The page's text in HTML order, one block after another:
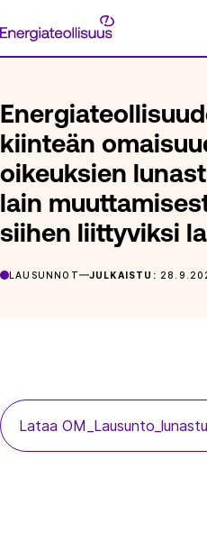
suoraan
Energiateollisuus
ETUSIVU
kiinteän
oikeuksien
lain
siihen liittyviksi
LAUSUNNOT JULKAISTU:
Lataa